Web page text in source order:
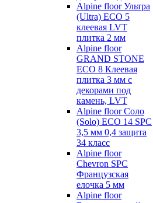
Alpine floor Ультра
(Ultra) ECO 5
клеевая LVT
плитка 2 мм
Alpine floor
GRAND STONE
ECO 8 Клеевая
плитка 3 мм с
декорами под
камень, LVT
Alpine floor Соло
(Solo) ECO 14 SPC
3,5 мм 0,4 защита
34 класс
Alpine floor
Chevron SPC
Французская
елочка 5 мм
Alpine floor